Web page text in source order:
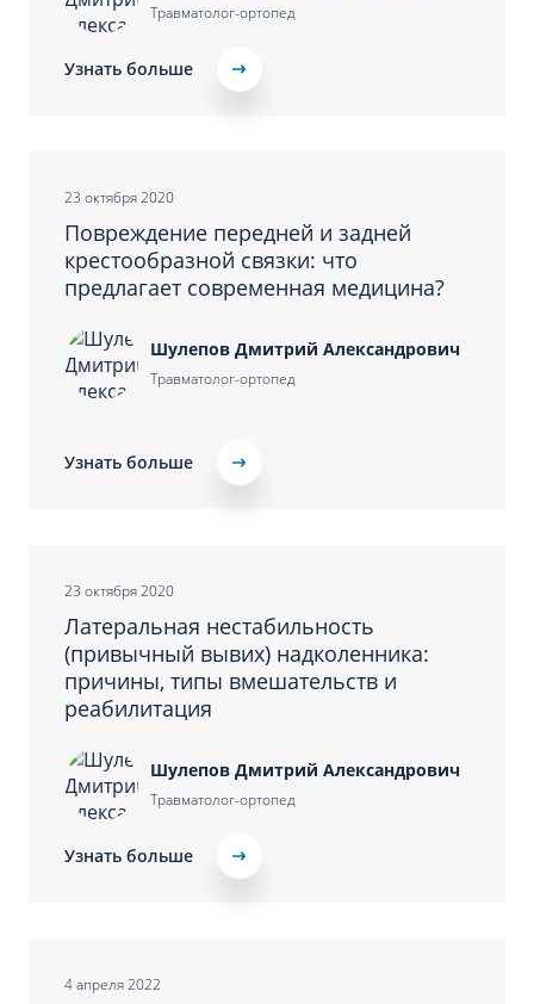
Травматолог-ортопед
Узнать больше
23 октября 2020
Повреждение передней и задней
крестообразной связки: что
предлагает современная медицина?
Шулепов Дмитрий Александрович
Травматолог-ортопед
Узнать больше
23 октября 2020
Латеральная нестабильность
(привычный вывих) надколенника:
причины, типы вмешательств и
реабилитация
Шулепов Дмитрий Александрович
Травматолог-ортопед
Узнать больше
4 апреля 2022